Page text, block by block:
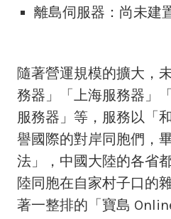
離島伺服器：尚未建
隨著營運規模的擴大，
務器」「上海服務器」
服務器」等，服務以「
譽國際的對岸同胞們，
法」，中國大陸的各省
陸同胞在自家村子口的
著一整排的「寶島